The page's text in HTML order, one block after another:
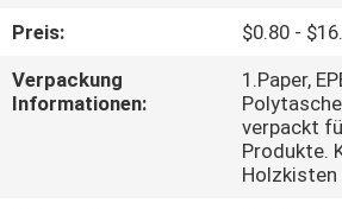
KONTAKT
Preis:
$0.80 -
Verpackung
Informationen:
1.Paper,
verpackt
Produkte.
Holzkisten